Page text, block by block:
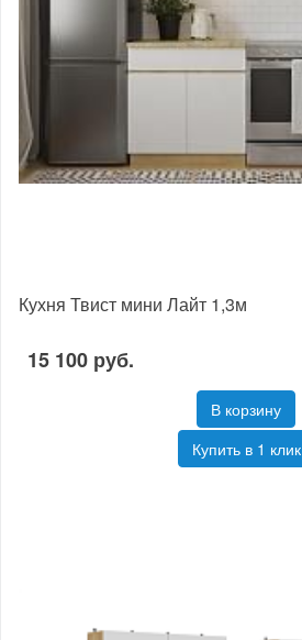
Кухня Твист мини Лайт 1,3м
15 100 руб.
В корзину
Купить в 1 клик